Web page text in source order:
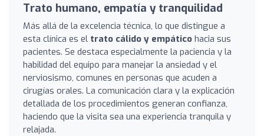
Trato humano, empatía y tranquilidad
Más allá de la excelencia técnica, lo que distingue a
esta clínica es el trato cálido y empático hacia sus
pacientes. Se destaca especialmente la paciencia y la
habilidad del equipo para manejar la ansiedad y el
nerviosismo, comunes en personas que acuden a
cirugías orales. La comunicación clara y la explicación
detallada de los procedimientos generan confianza,
haciendo que la visita sea una experiencia tranquila y
relajada.